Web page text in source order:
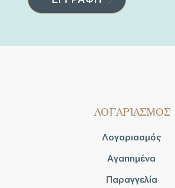
ΛΟΓΑΡΙΑΣΜΟΣ
Λογαριασμός
Αγαπημένα
Παραγγελία